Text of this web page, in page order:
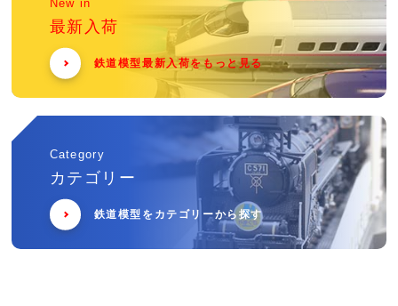
New in
最新入荷
鉄道模型最新入荷をもっと見る
Category
カテゴリー
鉄道模型をカテゴリーから探す